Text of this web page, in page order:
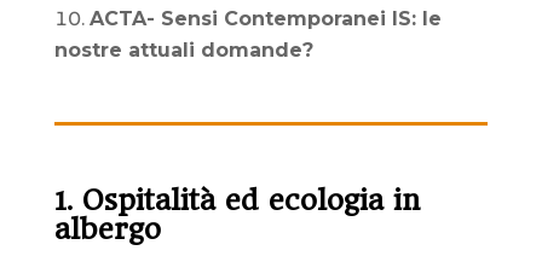
ACTA- Sensi Contemporanei IS: le
nostre attuali domande?
1. Ospitalità ed ecologia in
albergo